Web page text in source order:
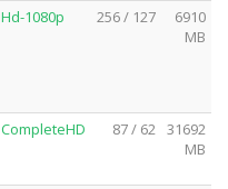
Hd-1080p 256 / 127
6910
MB
CompleteHD 87 / 62 31692
MB